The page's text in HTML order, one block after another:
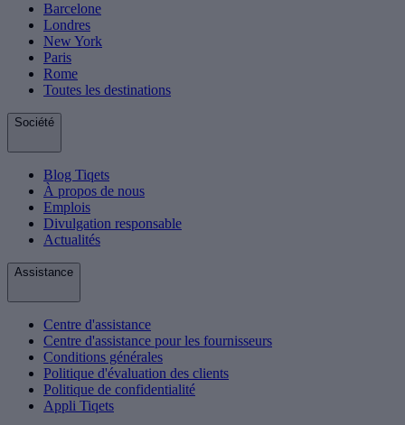
Barcelone
Londres
New York
Paris
Rome
Toutes les destinations
Société
Blog Tiqets
À propos de nous
Emplois
Divulgation responsable
Actualités
Assistance
Centre d'assistance
Centre d'assistance pour les fournisseurs
Conditions générales
Politique d'évaluation des clients
Politique de confidentialité
Appli Tiqets